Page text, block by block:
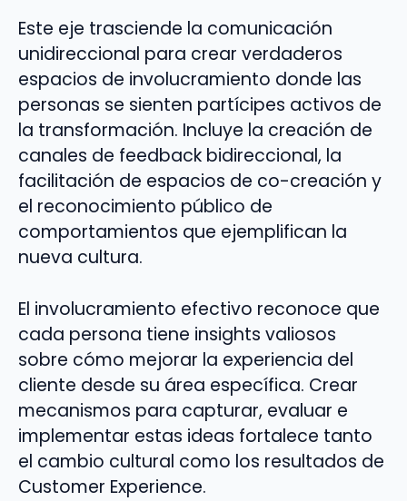
Este eje trasciende la comunicación
unidireccional para crear verdaderos
espacios de involucramiento donde las
personas se sienten partícipes activos de
la transformación. Incluye la creación de
canales de feedback bidireccional, la
facilitación de espacios de co-creación y
el reconocimiento público de
comportamientos que ejemplifican la
nueva cultura.
El involucramiento efectivo reconoce que
cada persona tiene insights valiosos
sobre cómo mejorar la experiencia del
cliente desde su área específica. Crear
mecanismos para capturar, evaluar e
implementar estas ideas fortalece tanto
el cambio cultural como los resultados de
Customer Experience.